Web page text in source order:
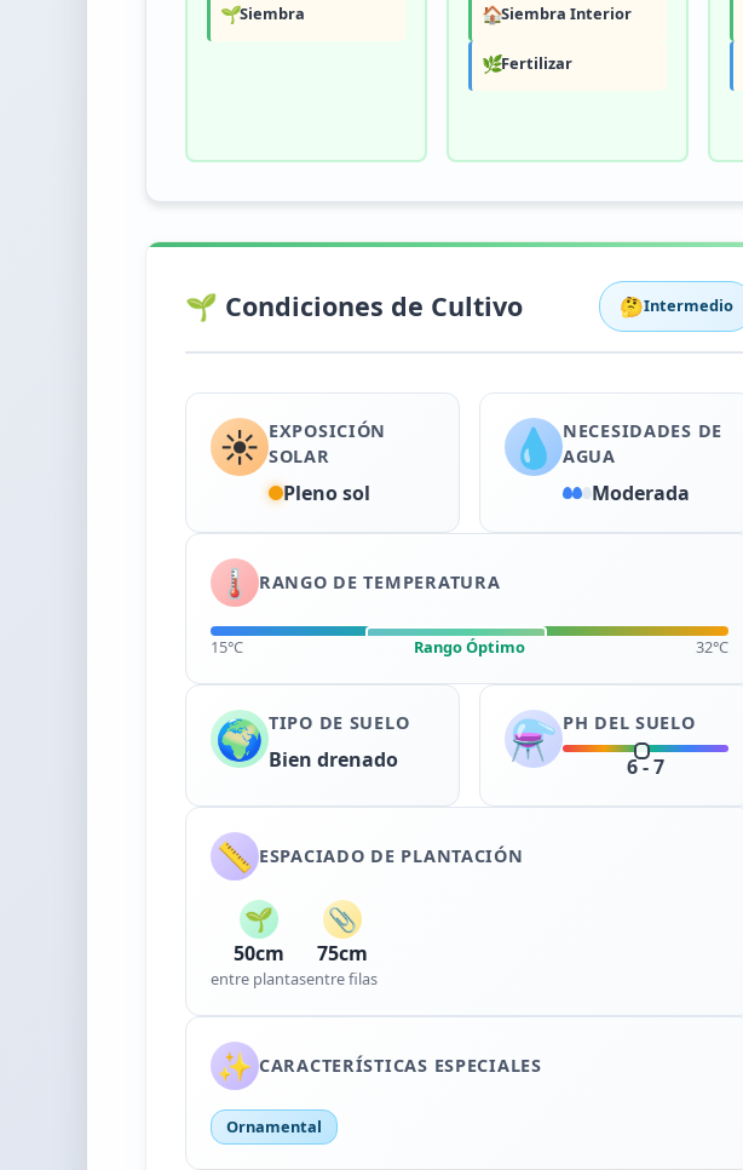
🌱Siembra 🏠Siembra Interior
🌿Fertilizar
🌱 Condiciones de Cultivo 🤔Intermedio
☀️ EXPOSICIÓN
SOLAR
Pleno sol
💧 NECESIDADES DE
AGUA
Moderada
🌡️ RANGO DE TEMPERATURA
15°C Rango Óptimo 32°C
🌍 TIPO DE SUELO
Bien drenado ⚗️ PH DEL SUELO
6 - 7
📏 ESPACIADO DE PLANTACIÓN
🌱
50cm
entre plantas
📎
75cm
entre filas
✨ CARACTERÍSTICAS ESPECIALES
Ornamental